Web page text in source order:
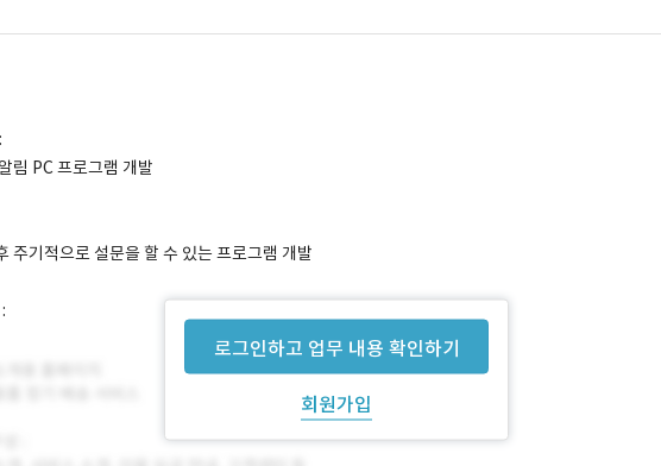
로그인하고 업무 내용 확인하기
회원가입
림 PC 프로그램 개발
주기적으로 설문을 할 수 있는 프로그램 개발